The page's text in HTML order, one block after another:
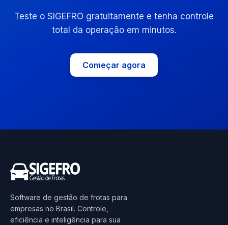
Teste o SIGEFRO gratuitamente e tenha controle
total da operação em minutos.
Começar agora
Software de gestão de frotas para
empresas no Brasil. Controle,
eficiência e inteligência para sua